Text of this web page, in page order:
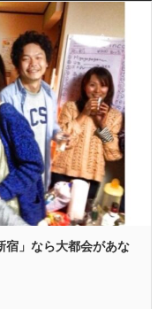
宿」なら大都会があな